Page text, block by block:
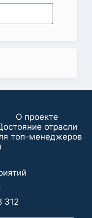
О проекте
отрасли
топ-менеджеров
312